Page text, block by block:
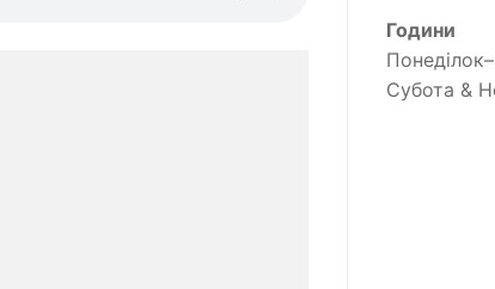
Години
Субота &